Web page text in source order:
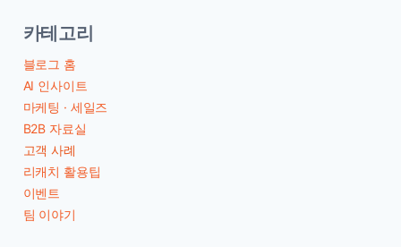
카테고리
블로그 홈
AI 인사이트
마케팅 · 세일즈
B2B 자료실
고객 사례
리캐치 활용팁
이벤트
팀 이야기